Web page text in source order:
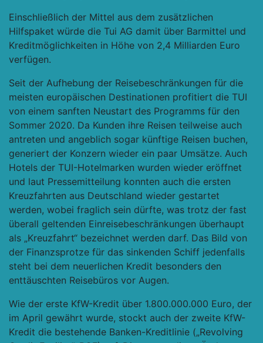
Einschließlich der Mittel aus dem zusätzlichen
Hilfspaket würde die Tui AG damit über Barmittel und
Kreditmöglichkeiten in Höhe von 2,4 Milliarden Euro
verfügen.
Seit der Aufhebung der Reisebeschränkungen für die
meisten europäischen Destinationen profitiert die TUI
von einem sanften Neustart des Programms für den
Sommer 2020. Da Kunden ihre Reisen teilweise auch
antreten und angeblich sogar künftige Reisen buchen,
generiert der Konzern wieder ein paar Umsätze. Auch
Hotels der TUI-Hotelmarken wurden wieder eröffnet
und laut Pressemitteilung konnten auch die ersten
Kreuzfahrten aus Deutschland wieder gestartet
werden, wobei fraglich sein dürfte, was trotz der fast
überall geltenden Einreisebeschränkungen überhaupt
als „Kreuzfahrt“ bezeichnet werden darf. Das Bild von
der Finanzsprotze für das sinkenden Schiff jedenfalls
steht bei dem neuerlichen Kredit besonders den
enttäuschten Reisebüros vor Augen.
Wie der erste KfW-Kredit über 1.800.000.000 Euro, der
im April gewährt wurde, stockt auch der zweite KfW-
Kredit die bestehende Banken-Kreditlinie („Revolving